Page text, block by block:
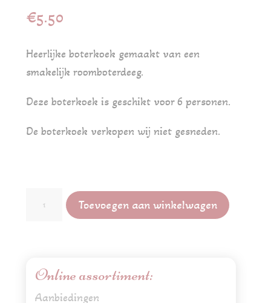
€5.50
Heerlijke boterkoek gemaakt van een
smakelijk roomboterdeeg.
Deze boterkoek is geschikt voor 6 personen.
De boterkoek verkopen wij niet gesneden.
Boterkoek
Toevoegen aan winkelwagen
Online assortiment:
Aanbiedingen